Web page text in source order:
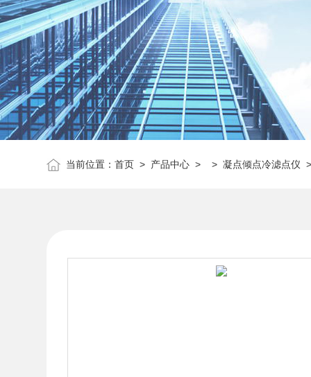
当前位置：首页 > 产品中心 > >凝点倾点冷滤点仪